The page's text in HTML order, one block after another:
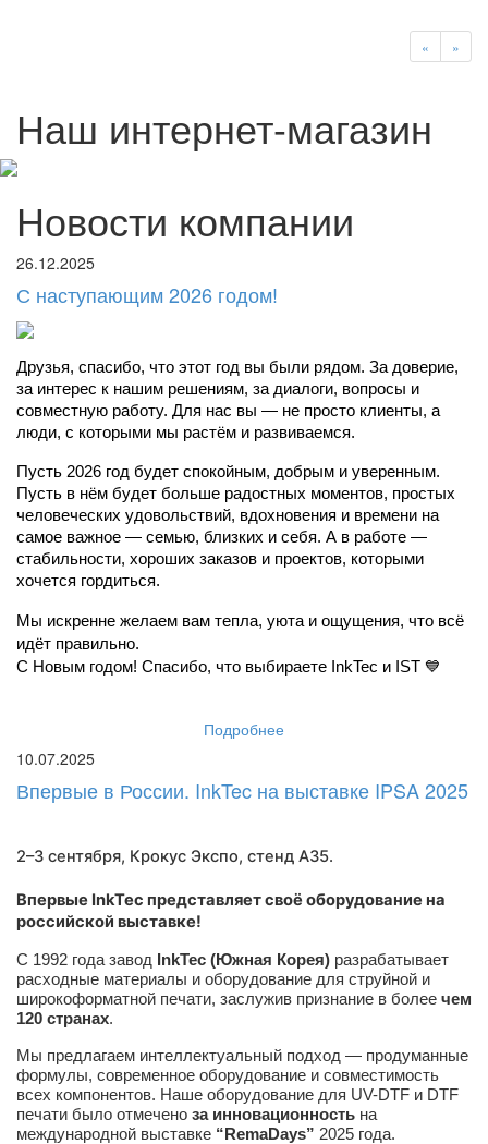
« »
Наш интернет-магазин
Новости компании
26.12.2025
С наступающим 2026 годом!
Друзья, спасибо, что этот год вы были рядом. За доверие,
за интерес к нашим решениям, за диалоги, вопросы и
совместную работу. Для нас вы — не просто клиенты, а
люди, с которыми мы растём и развиваемся.
Пусть 2026 год будет спокойным, добрым и уверенным.
Пусть в нём будет больше радостных моментов, простых
человеческих удовольствий, вдохновения и времени на
самое важное — семью, близких и себя. А в работе —
стабильности, хороших заказов и проектов, которыми
хочется гордиться.
Мы искренне желаем вам тепла, уюта и ощущения, что всё
идёт правильно.
С Новым годом! Спасибо, что выбираете InkTec и IST 💙
Подробнее
10.07.2025
Впервые в России. InkTec на выставке IPSA 2025
2–3 сентября, Крокус Экспо, стенд A35.
Впервые InkTec представляет своё оборудование на
российской выставке!
С 1992 года завод InkTec (Южная Корея) разрабатывает
расходные материалы и оборудование для струйной и
широкоформатной печати, заслужив признание в более чем
120 странах.
Мы предлагаем интеллектуальный подход — продуманные
формулы, современное оборудование и совместимость
всех компонентов. Наше оборудование для UV-DTF и DTF
печати было отмечено за инновационность на
международной выставке “RemaDays” 2025 года.